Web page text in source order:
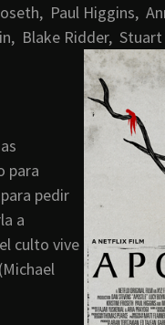
Paul Higgins,
Blake Ridder,
para
pedir
a
culto vive